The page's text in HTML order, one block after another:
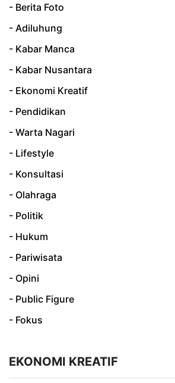
- Berita Foto
- Adiluhung
- Kabar Manca
- Kabar Nusantara
- Ekonomi Kreatif
- Pendidikan
- Warta Nagari
- Lifestyle
- Konsultasi
- Olahraga
- Politik
- Hukum
- Pariwisata
- Opini
- Public Figure
- Fokus
EKONOMI KREATIF